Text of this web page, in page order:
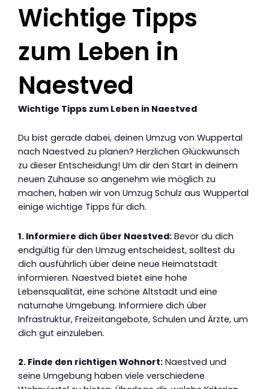
Wichtige Tipps
zum Leben in
Naestved
Wichtige Tipps zum Leben in Naestved
Du bist gerade dabei, deinen Umzug von Wuppertal
nach Naestved zu planen? Herzlichen Glückwunsch
zu dieser Entscheidung! Um dir den Start in deinem
neuen Zuhause so angenehm wie möglich zu
machen, haben wir von Umzug Schulz aus Wuppertal
einige wichtige Tipps für dich.
1. Informiere dich über Naestved: Bevor du dich
endgültig für den Umzug entscheidest, solltest du
dich ausführlich über deine neue Heimatstadt
informieren. Naestved bietet eine hohe
Lebensqualität, eine schöne Altstadt und eine
naturnahe Umgebung. Informiere dich über
Infrastruktur, Freizeitangebote, Schulen und Ärzte, um
dich gut einzuleben.
2. Finde den richtigen Wohnort: Naestved und
seine Umgebung haben viele verschiedene